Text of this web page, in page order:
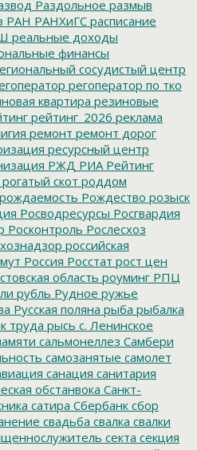
Раздольное размыв
РАН РАНХиГС расписание
реальные доходы
финансы
сосудистый центр
регоператор по тко
квартира резиновые
рейтинг_2026 реклама
ремонт ремонт дорог
ресурсный центр
РЖД РИА Рейтинг
рогатый скот роддом
рождаемость Рождество розыск
Росводресурсы Росгвардия
Росконтроль Рослесхоз
российская
Россия Росстат рост цен
область роуминг РПЦ
рубль Рудное ружье
Русская поляна рыба рыбалка
труда рысь с. Ленинское
сальмонеллез Самбери
самозанятые самолет
санация санитария
обстанвока Санкт-
сатира Сбербанк сбор
свадьба свалка свалки
секта секция